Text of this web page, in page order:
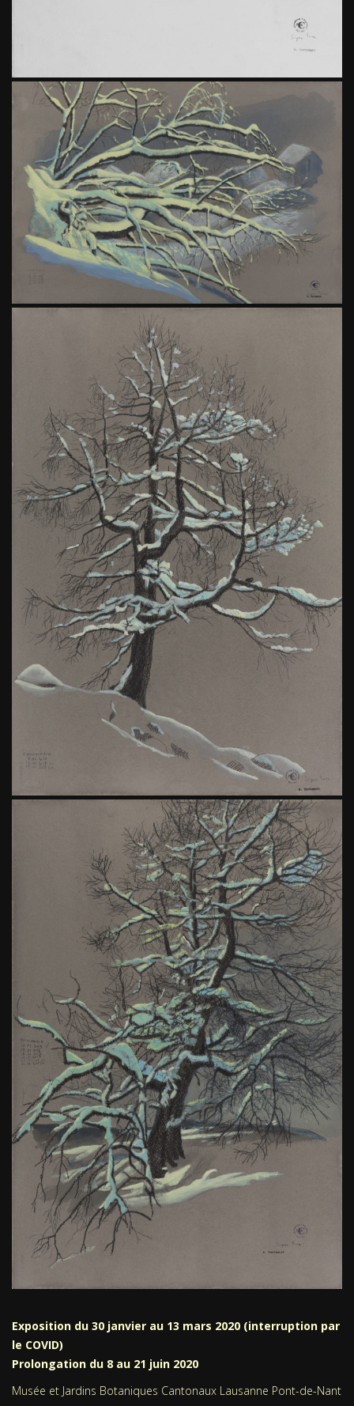
Exposition du 30 janvier au 13 mars 2020 (interruption par
le COVID)
Prolongation du 8 au 21 juin 2020
Musée et Jardins Botaniques Cantonaux Lausanne Pont-de-Nant